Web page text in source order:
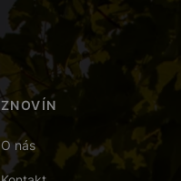
ZNOVÍN
O nás